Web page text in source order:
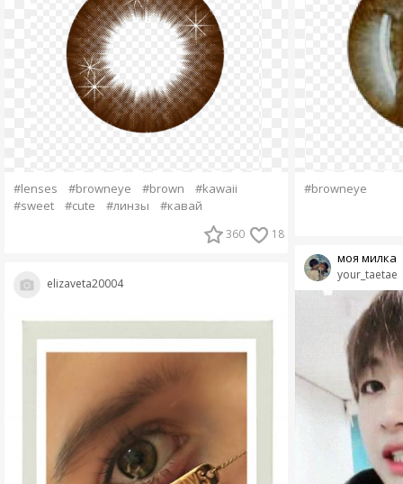
#lenses #browneye #brown
#kawaii
#sweet
#cute #линзы #кавай
360 18
elizaveta20004
#browneye
your_taetae
моя милка